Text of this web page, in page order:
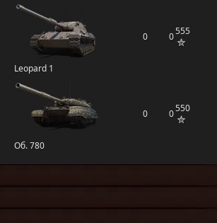
Leopard 1
0 0555
Об. 780
0 0550